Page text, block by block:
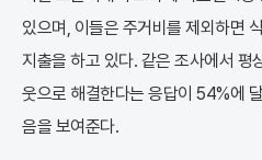
있으며, 이들은 주거비를 제외하면
지출을 하고 있다. 같은 조사에서 평
웃으로 해결한다는 응답이 54%에
음을 보여준다.